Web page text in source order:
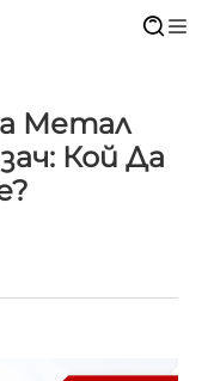
Метал
Кой Да